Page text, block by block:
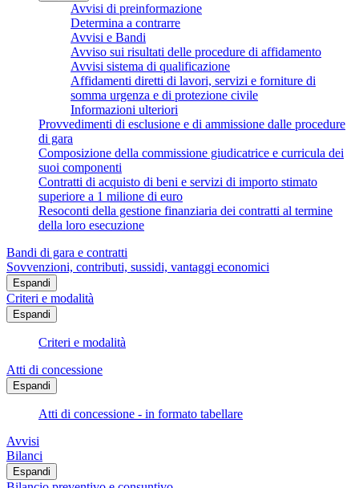
Avvisi di preinformazione
Determina a contrarre
Avvisi e Bandi
Avviso sui risultati delle procedure di affidamento
Avvisi sistema di qualificazione
Affidamenti diretti di lavori, servizi e forniture di
somma urgenza e di protezione civile
Informazioni ulteriori
Provvedimenti di esclusione e di ammissione dalle procedure
di gara
Composizione della commissione giudicatrice e curricula dei
suoi componenti
Contratti di acquisto di beni e servizi di importo stimato
superiore a 1 milione di euro
Resoconti della gestione finanziaria dei contratti al termine
della loro esecuzione
Bandi di gara e contratti
Sovvenzioni, contributi, sussidi, vantaggi economici
Espandi
Criteri e modalità
Espandi
Criteri e modalità
Atti di concessione
Espandi
Atti di concessione - in formato tabellare
Avvisi
Bilanci
Espandi